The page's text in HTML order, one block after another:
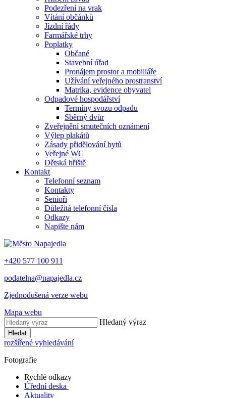
Podezření na vrak
Vítání občánků
Jízdní řády
Farmářské trhy
Poplatky
Občané
Stavební úřad
Pronájem prostor a mobiliáře
Užívání veřejného prostranství
Matrika, evidence obyvatel
Odpadové hospodářství
Termíny svozu odpadu
Sběrný dvůr
Zveřejnění smutečních oznámení
Výlep plakátů
Zásady přidělování bytů
Veřejné WC
Dětská hřiště
Kontakt
Telefonní seznam
Kontakty
Senioři
Důležitá telefonní čísla
Odkazy
Napište nám
+420 577 100 911
podatelna@napajedla.cz
Zjednodušená verze webu
Mapa webu
Hledaný výraz
Hledat
rozšířené vyhledávání
Fotografie
Rychlé odkazy
Úřední deska
Aktuality